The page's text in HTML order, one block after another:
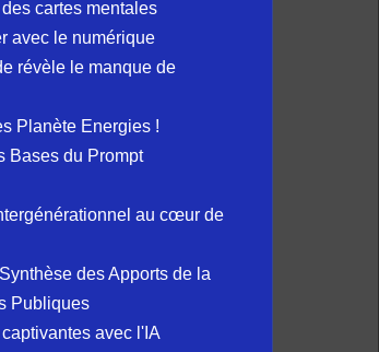
cartes mentales
avec le numérique
révèle le manque de
Planète Energies !
Bases du Prompt
au cœur de
des Apports de la
Publiques
avec l'IA